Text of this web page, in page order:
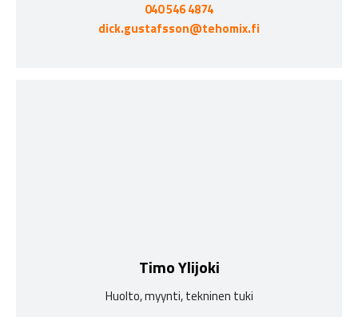
040 546 4874
dick.gustafsson@tehomix.fi
Timo Ylijoki
Huolto, myynti, tekninen tuki